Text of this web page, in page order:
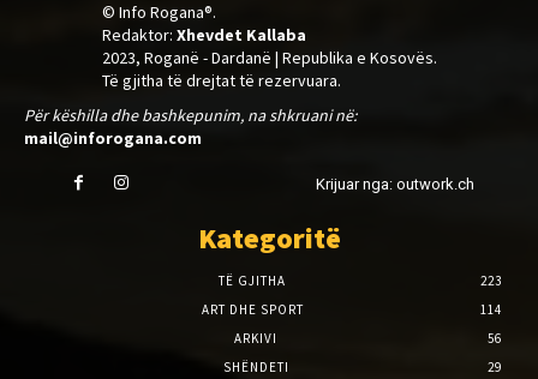
© Info Rogana®.
Redaktor: Xhevdet Kallaba
2023, Roganë - Dardanë | Republika e Kosovës.
Të gjitha të drejtat të rezervuara.
Për këshilla dhe bashkepunim, na shkruani në:
mail@inforogana.com
Krijuar nga: outwork.ch
Kategoritë
TË GJITHA
223
ART DHE SPORT
114
ARKIVI
56
SHËNDETI
29